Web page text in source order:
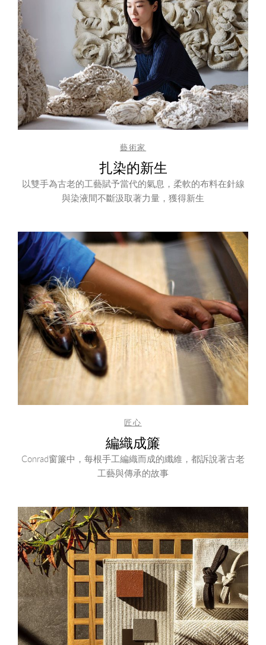
藝術家
扎染的新生
以雙手為古老的工藝賦予當代的氣息，柔軟的布料在針線
與染液間不斷汲取著力量，獲得新生
匠心
編織成簾
Conrad窗簾中，每根手工編織而成的纖維，都訴說著古老
工藝與傳承的故事